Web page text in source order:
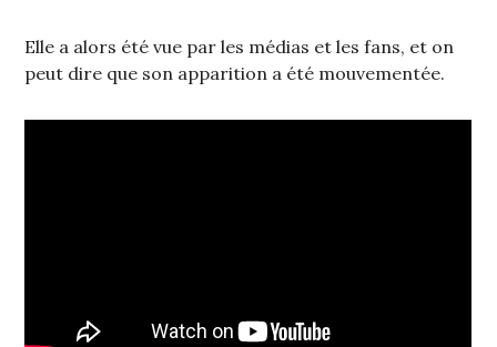
Elle a alors été vue par les médias et les fans, et on
peut dire que son apparition a été mouvementée.